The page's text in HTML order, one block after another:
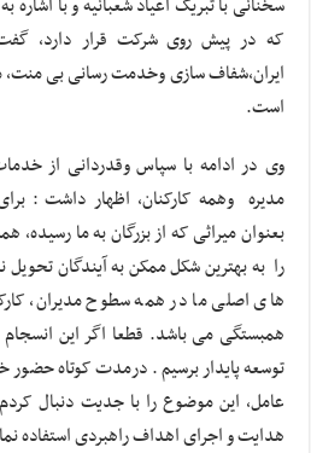
که در پیش روی شرکت قرار دارد،
ایران،شفاف سازی وخدمت رسانی بی منت،
است.
وی در ادامه با سپاس وقدردانی از
مدیره وهمه کارکنان، اظهار داشت :
بعنوان میراثی که از بزرگان به ما رسیده،
را به بهترین شکل ممکن به آیندگان تحویل
های اصلی ما در همه سطوح مدیران،
همبستگی می باشد. قطعا اگر این
توسعه پایدار برسیم . درمدت کوتاه حضور
عامل، این موضوع را با جدیت دنبال
هدایت و اجرای اهداف راهبردی استفاده